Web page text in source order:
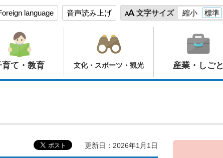
language 音声読み上げ 文字サイズ 縮小 標準
育て・教育 文化・スポーツ・観光 産業・しごと
更新日：2026年1月1日